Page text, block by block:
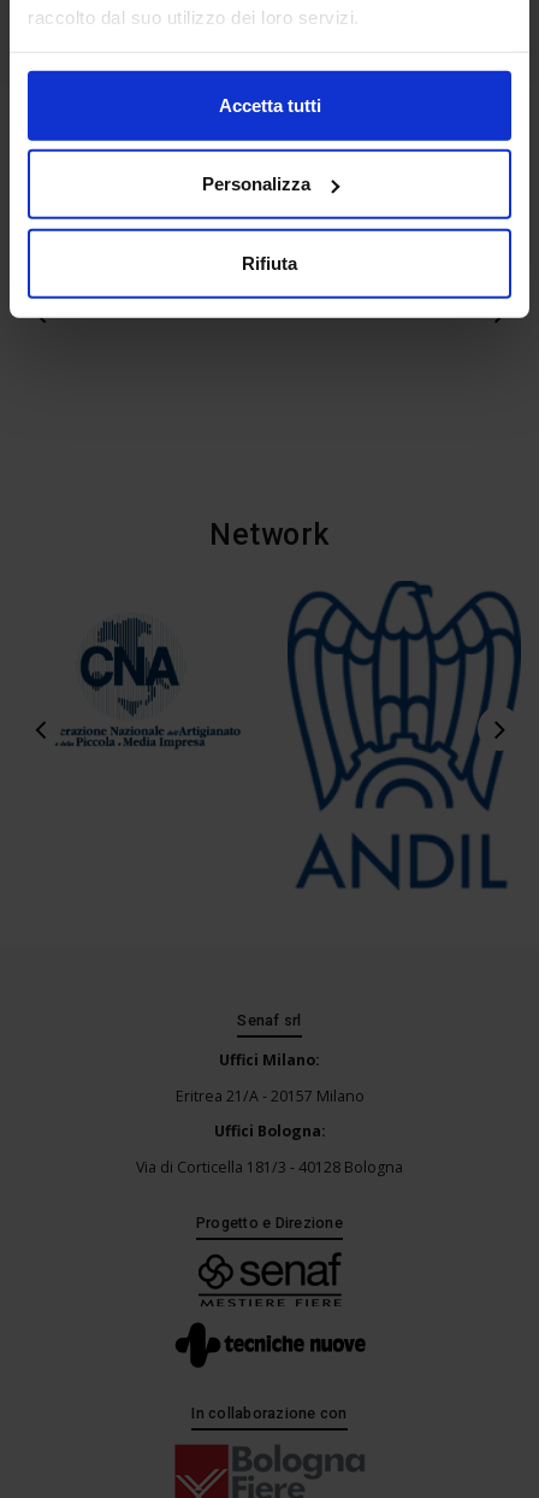
raccolto dal suo utilizzo dei loro servizi.
Accetta tutti
Personalizza
Rifiuta
gestione del SAIE a Senaf
Media Partner
Network
Senaf srl
Uffici Milano:
Eritrea 21/A - 20157 Milano
Uffici Bologna:
Via di Corticella 181/3 - 40128 Bologna
Progetto e Direzione
In collaborazione con